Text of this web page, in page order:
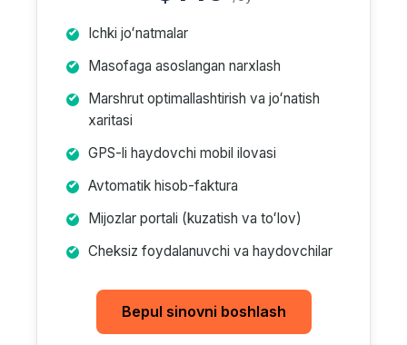
Ichki joʻnatmalar
Masofaga asoslangan narxlash
Marshrut optimallashtirish va joʻnatish
xaritasi
GPS-li haydovchi mobil ilovasi
Avtomatik hisob-faktura
Mijozlar portali (kuzatish va toʻlov)
Cheksiz foydalanuvchi va haydovchilar
Bepul sinovni boshlash